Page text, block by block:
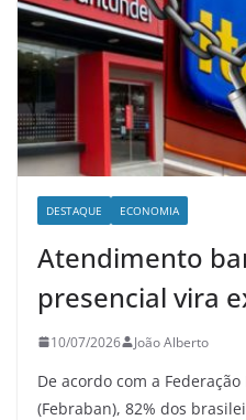
DESTAQUE ECONOMIA
Atendimento
presencial vira
10/07/2026 João Alberto
De acordo com a
(Febraban), 82% dos